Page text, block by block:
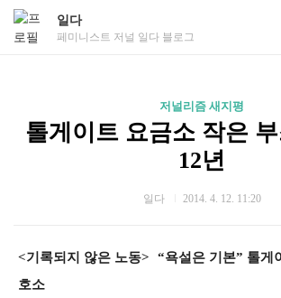
일다
페미니스트 저널 일다 블로그
저널리즘 새지평
톨게이트 요금소 작은
12년
일다 2014. 4. 12. 11:20
<기록되지 않은 노동> “욕설은 기본” 톨게
호소